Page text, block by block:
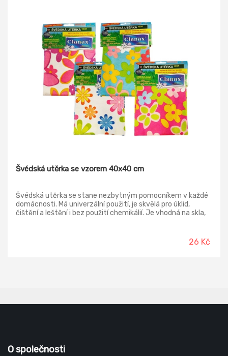
Švédská utěrka se vzorem 40x40 cm
Švédská utěrka se stane nezbytným pomocníkem v každé
domácnosti. Má univerzální použití, je skvělá pro úklid,
čištění a leštění i bez použití chemikálií. Je vhodná na skla,
26 Kč
O společnosti